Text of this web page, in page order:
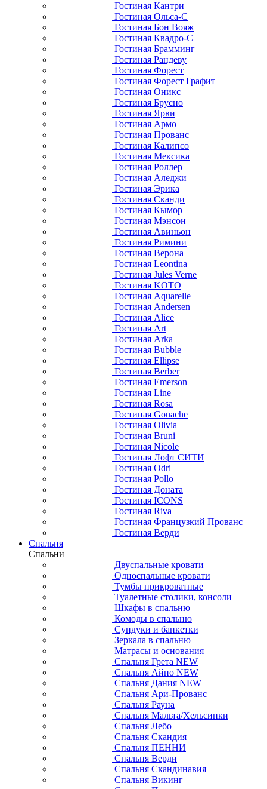
Гостиная Кантри
Гостиная Ольса-С
Гостиная Бон Вояж
Гостиная Квадро-С
Гостиная Брамминг
Гостиная Рандеву
Гостиная Форест
Гостиная Форест Графит
Гостиная Оникс
Гостиная Брусно
Гостиная Ярви
Гостиная Армо
Гостиная Прованс
Гостиная Калипсо
Гостиная Мексика
Гостиная Роллер
Гостиная Аледжи
Гостиная Эрика
Гостиная Сканди
Гостиная Кымор
Гостиная Мэнсон
Гостиная Авиньон
Гостиная Римини
Гостиная Верона
Гостиная Leontina
Гостиная Jules Verne
Гостиная KOTO
Гостиная Aquarelle
Гостиная Andersen
Гостиная Alice
Гостиная Art
Гостиная Arka
Гостиная Bubble
Гостиная Ellipse
Гостиная Berber
Гостиная Emerson
Гостиная Line
Гостиная Rosa
Гостиная Gouache
Гостиная Olivia
Гостиная Bruni
Гостиная Nicole
Гостиная Лофт СИТИ
Гостиная Odri
Гостиная Pollo
Гостиная Доната
Гостиная ICONS
Гостиная Riva
Гостиная Французкий Прованс
Гостиная Верди
Спальня
Спальни
Двуспальные кровати
Односпальные кровати
Тумбы прикроватные
Туалетные столики, консоли
Шкафы в спальню
Комоды в спальню
Сундуки и банкетки
Зеркала в спальню
Матрасы и основания
Спальня Грета NEW
Спальня Айно NEW
Спальня Дания NEW
Спальня Ари-Прованс
Спальня Рауна
Спальня Мальта/Хельсинки
Спальня Лебо
Спальня Скандия
Спальня ПЕННИ
Спальня Верди
Спальня Скандинавия
Спальня Викинг